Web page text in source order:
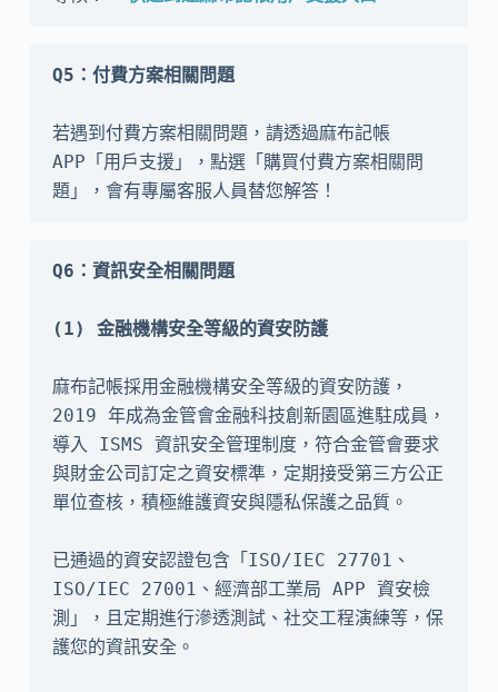
Q5：付費方案相關問題
若遇到付費方案相關問題，請透過麻布記帳
APP「用戶支援」，點選「購買付費方案相關問
題」，會有專屬客服人員替您解答！
Q6：資訊安全相關問題
(1) 金融機構安全等級的資安防護
麻布記帳採用金融機構安全等級的資安防護，
2019 年成為金管會金融科技創新園區進駐成員，
導入 ISMS 資訊安全管理制度，符合金管會要求
與財金公司訂定之資安標準，定期接受第三方公正
單位查核，積極維護資安與隱私保護之品質。
已通過的資安認證包含「ISO/IEC 27701、
ISO/IEC 27001、經濟部工業局 APP 資安檢
測」，且定期進行滲透測試、社交工程演練等，保
護您的資訊安全。